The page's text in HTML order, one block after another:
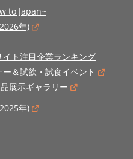
to Japan~
年)
イト注目企業ランキング
ー＆試飲・試食イベント
品展示ギャラリー
年)